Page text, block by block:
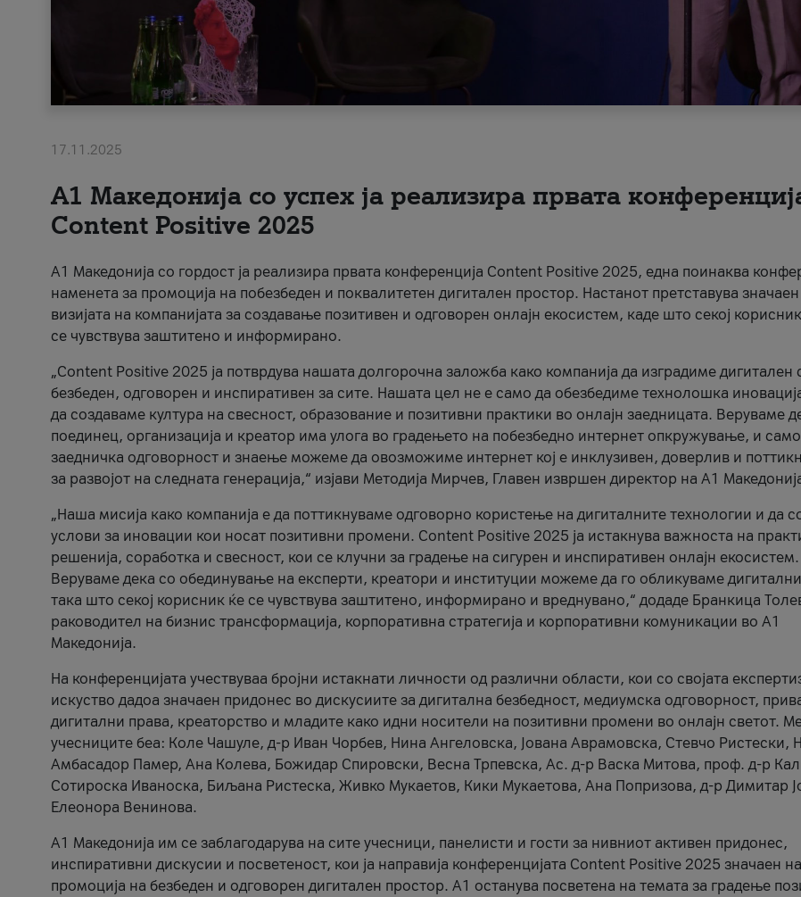
17.11.2025
А1 Македонија со успех ја реализира првата
Content Positive 2025
А1 Македонија со гордост ја реализира првата конференција Content Positive 2025, една поинаква
наменета за промоција на побезбеден и поквалитетен дигитален простор. Настанот претставува
визијата на компанијата за создавање позитивен и одговорен онлајн екосистем, каде што секој
се чувствува заштитено и информирано.
„Content Positive 2025 ја потврдува нашата долгорочна заложба како компанија да изградиме дигитален
безбеден, одговорен и инспиративен за сите. Нашата цел не е само да обезбедиме технолошка
да создаваме култура на свесност, образование и позитивни практики во онлајн заедницата. Веруваме
поединец, организација и креатор има улога во градењето на побезбедно интернет опкружување, и
заедничка одговорност и знаење можеме да овозможиме интернет кој е инклузивен, доверлив и
за развојот на следната генерација,“ изјави Методија Мирчев, Главен извршен директор на А1
„Наша мисија како компанија е да поттикнуваме одговорно користење на дигиталните технологии и да
услови за иновации кои носат позитивни промени. Content Positive 2025 ја истакнува важноста на
решенија, соработка и свесност, кои се клучни за градење на сигурен и инспиративен онлајн екосистем.
Веруваме дека со обединување на експерти, креатори и институции можеме да го обликуваме
така што секој корисник ќе се чувствува заштитено, информирано и вреднувано,“ додаде Бранкица
раководител на бизнис трансформација, корпоративна стратегија и корпоративни комуникации во А1
Македонија.
На конференцијата учествуваа бројни истакнати личности од различни области, кои со својата
искуство дадоа значаен придонес во дискусиите за дигитална безбедност, медиумска одговорност,
дигитални права, креаторство и младите како идни носители на позитивни промени во онлајн светот.
учесниците беа: Коле Чашуле, д-р Иван Чорбев, Нина Ангеловска, Јована Аврамовска, Стевчо Ристески,
Амбасадор Памер, Ана Колева, Божидар Спировски, Весна Трпевска, Ас. д-р Васка Митова, проф. д-р
Сотироска Иваноска, Биљана Ристеска, Живко Мукаетов, Кики Мукаетова, Ана Попризова, д-р Димитар
Елеонора Венинова.
А1 Македонија им се заблагодарува на сите учесници, панелисти и гости за нивниот активен придонес,
инспиративни дискусии и посветеност, кои ја направија конференцијата Content Positive 2025 значаен
промоција на безбеден и одговорен дигитален простор. А1 останува посветена на темата за градење